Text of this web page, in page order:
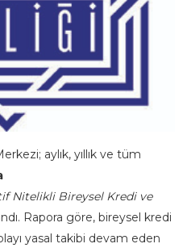
aylık, yıllık ve tüm
Nitelikli Bireysel Kredi ve
Rapora göre, bireysel kredi
yasal takibi devam eden